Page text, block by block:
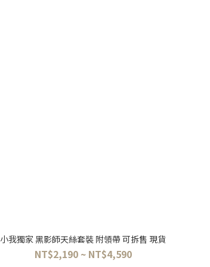
小我獨家 黑影師天絲套裝 附領帶 可拆售 現貨
NT$2,190 ~ NT$4,590